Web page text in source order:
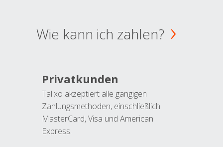
Wie kann ich zahlen?
Privatkunden
Talixo akzeptiert alle gängigen
Zahlungsmethoden, einschließlich
MasterCard, Visa und American
Express.